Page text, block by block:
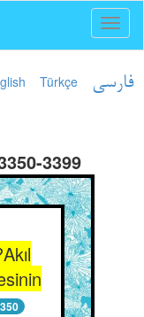
Türkçe فارسی
3399